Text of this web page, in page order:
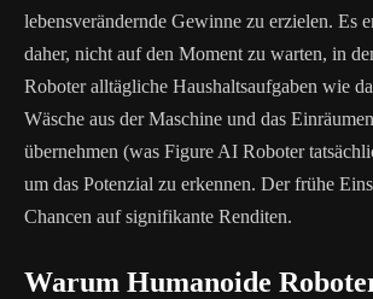
lebensverändernde Gewinne zu erzielen. Es
daher, nicht auf den Moment zu warten, in
Roboter alltägliche Haushaltsaufgaben wie
Wäsche aus der Maschine und das
übernehmen (was Figure AI Roboter
um das Potenzial zu erkennen. Der frühe
Chancen auf signifikante Renditen.
Warum Humanoide